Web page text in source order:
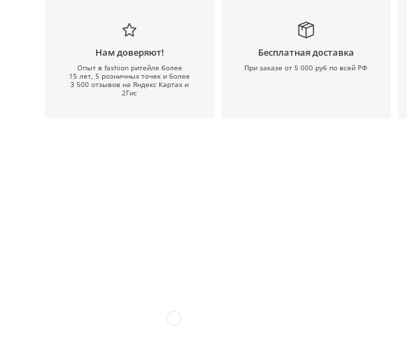
Нам доверяют!
Опыт в fashion ритейле более
15 лет, 5 розничных точек и более
3 500 отзывов на Яндекс Картах и
2Гис
Бесплатная доставка
При заказе от 5 000 руб по всей РФ